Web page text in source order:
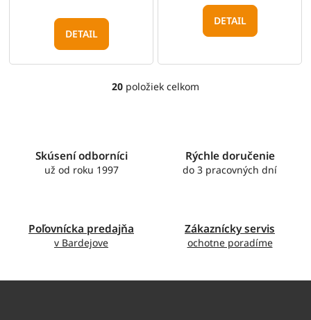
DETAIL
DETAIL
O
20 položiek celkom
Skúsení odborníci
už od roku 1997
Rýchle doručenie
do 3 pracovných dní
Poľovnícka predajňa
v Bardejove
Zákaznícky servis
ochotne poradíme